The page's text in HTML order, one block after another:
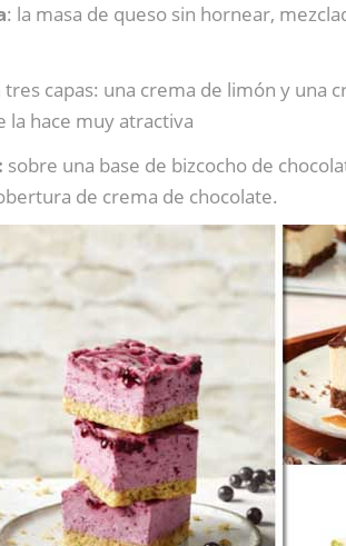
: la masa de queso sin hornear,
tres capas: una crema de limón y una
la hace muy atractiva
sobre una base de bizcocho de
de crema de chocolate.